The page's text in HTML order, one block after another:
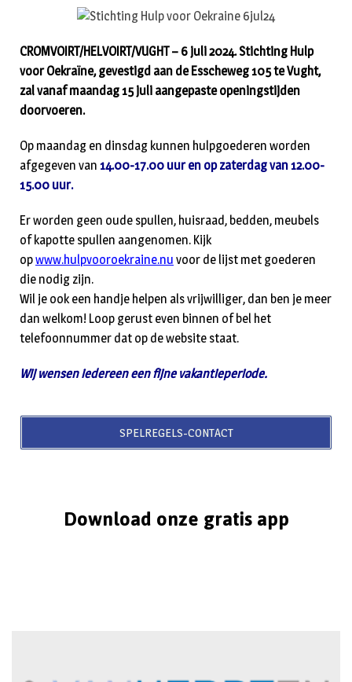
CROMVOIRT/HELVOIRT/VUGHT – 6 juli 2024. Stichting Hulp
voor Oekraïne, gevestigd aan de Esscheweg 105 te Vught,
zal vanaf maandag 15 juli aangepaste openingstijden
doorvoeren.
Op maandag en dinsdag kunnen hulpgoederen worden
afgegeven van 14.00-17.00 uur en op zaterdag van 12.00-
15.00 uur.
Er worden geen oude spullen, huisraad, bedden, meubels
of kapotte spullen aangenomen. Kijk
opwww.hulpvooroekraine.nu voor de lijst met goederen
die nodig zijn.
Wil je ook een handje helpen als vrijwilliger, dan ben je meer
dan welkom! Loop gerust even binnen of bel het
telefoonnummer dat op de website staat.
Wij wensen iedereen een fijne vakantieperiode.
SPELREGELS-CONTACT
Download onze gratis app